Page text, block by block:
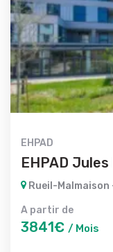
EHPAD
EHPAD
Rueil-
A partir de
3841€ / Mois